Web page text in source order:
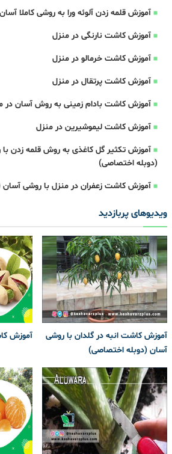
آموزش قلمه زدن آلوئه ورا به روشی کاملا آسان
آموزش کاشت نارنگی در منزل
آموزش کاشت خرمالو در منزل
آموزش کاشت پرتقال در منزل
آموزش کاشت بادام زمینی به روش آسان در
آموزش کاشت لیموشیرین در منزل
آموزش تکثیر گل کاغذی به روش قلمه زدن
(دوبله اختصاصی)
آموزش کاشت زعفران در منزل با روشی
ویدیوهای پربازدید
آموزش کاشت انبه در گلدان با روشی
آسان (دوبله اختصاصی)
آموزش